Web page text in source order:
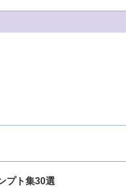
プト集30選